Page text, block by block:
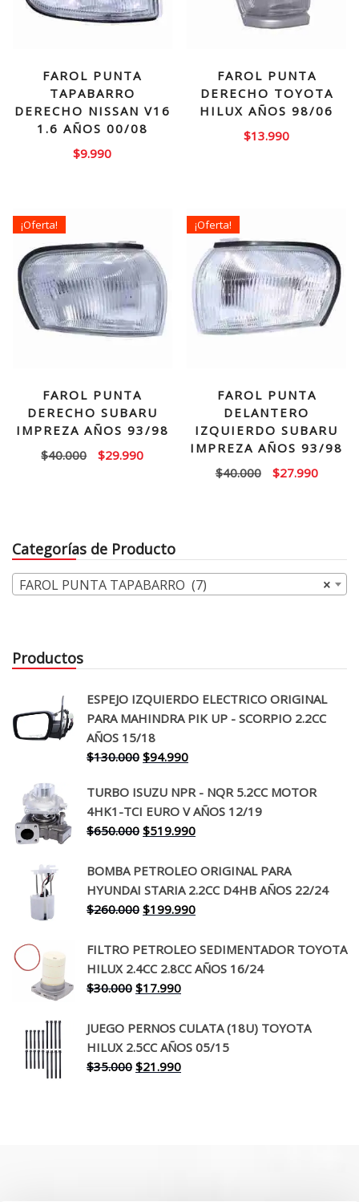
FAROL PUNTA
TAPABARRO
DERECHO NISSAN V16
1.6 AÑOS 00/08
$9.990
FAROL PUNTA
DERECHO TOYOTA
HILUX AÑOS 98/06
$13.990
¡Oferta!
FAROL PUNTA
DERECHO SUBARU
IMPREZA AÑOS 93/98
$40.000
El
$29.990El
¡Oferta!
FAROL PUNTA
DELANTERO
IZQUIERDO SUBARU
IMPREZA AÑOS 93/98
$40.000
El
$27.990El
Categorías de Producto
×
FAROL PUNTA TAPABARRO (7)
Productos
ESPEJO IZQUIERDO ELECTRICO ORIGINAL
PARA MAHINDRA PIK UP - SCORPIO 2.2CC
AÑOS 15/18
$130.000 El
original
era:
$130.000.
$94.990El
actual
es:
$94.990.
TURBO ISUZU NPR - NQR 5.2CC MOTOR
4HK1-TCI EURO V AÑOS 12/19
$650.000 El
original
era:
$650.000.
$519.990El
actual
es:
$519.990.
BOMBA PETROLEO ORIGINAL PARA
HYUNDAI STARIA 2.2CC D4HB AÑOS 22/24
$260.000 El
original
era:
$260.000.
$199.990El
actual
es:
FILTRO PETROLEO SEDIMENTADOR TOYOTA
HILUX 2.4CC 2.8CC AÑOS 16/24
$30.000 El
original
era:
$30.000.
$17.990El
actual
es:
$17.990.
JUEGO PERNOS CULATA (18U) TOYOTA
HILUX 2.5CC AÑOS 05/15
$35.000 El
$21.990El